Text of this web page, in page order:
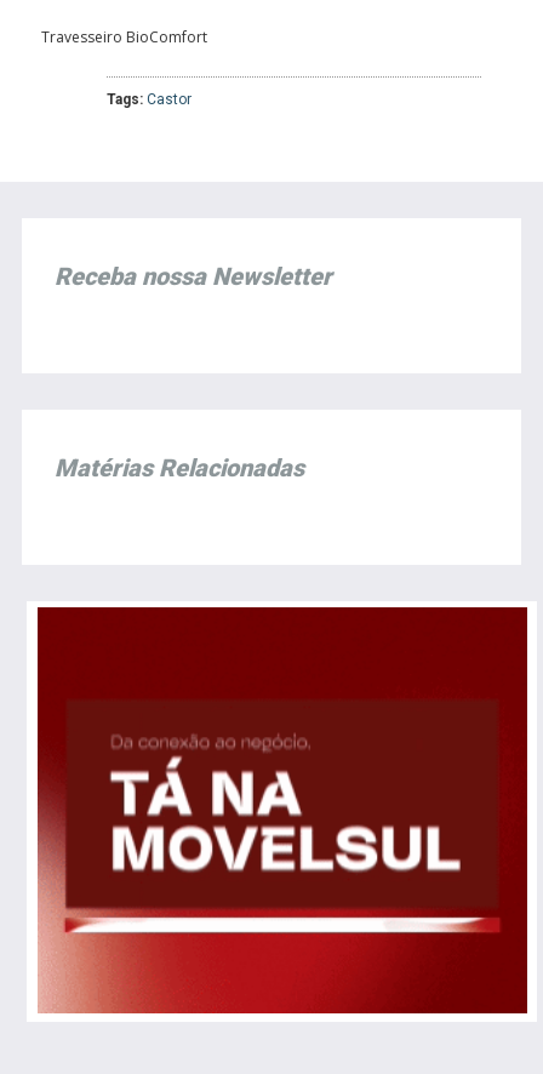
Travesseiro BioComfort
Tags: Castor
Receba nossa Newsletter
Matérias Relacionadas